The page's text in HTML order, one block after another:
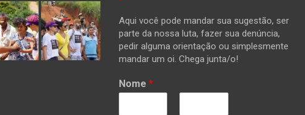
Aqui você pode mandar sua sugestão, ser
parte da nossa luta, fazer sua denúncia,
pedir alguma orientação ou simplesmente
mandar um oi. Chega junta/o!
Nome *